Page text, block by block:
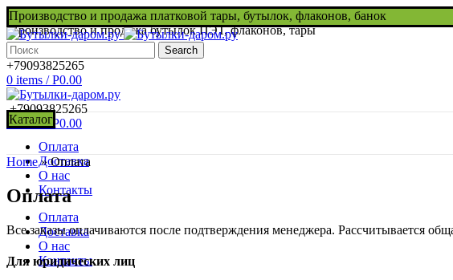
Производство и продажа платковой тары, бутылок, флаконов, банок
Производство и продажа бутылок ПЭТ, флаконов, тары
Search
+79093825265
0 items / Р0.00
+79093825265
0items / Р0.00
Каталог
Оплата
Доставка
О нас
Контакты
Оплата
Доставка
О нас
Контакты
Home»Оплата
Оплата
Все заказы оплачиваются после подтверждения менеджера. Рассчитывается
Для юридических лиц